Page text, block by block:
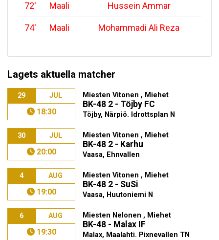
72' Maali Hussein Ammar
74' Maali Mohammadi Ali Reza
Lagets aktuella matcher
29 JUL
18:30
Miesten Vitonen , Miehet
BK-48 2 - Töjby FC
Töjby, Närpiö. Idrottsplan N
30 JUL
20:00
Miesten Vitonen , Miehet
BK-48 2 - Karhu
Vaasa, Ehnvallen
4 AUG
19:00
Miesten Vitonen , Miehet
BK-48 2 - SuSi
Vaasa, Huutoniemi N
6 AUG
19:30
Miesten Nelonen , Miehet
BK-48 - Malax IF
Malax, Maalahti. Pixnevallen TN